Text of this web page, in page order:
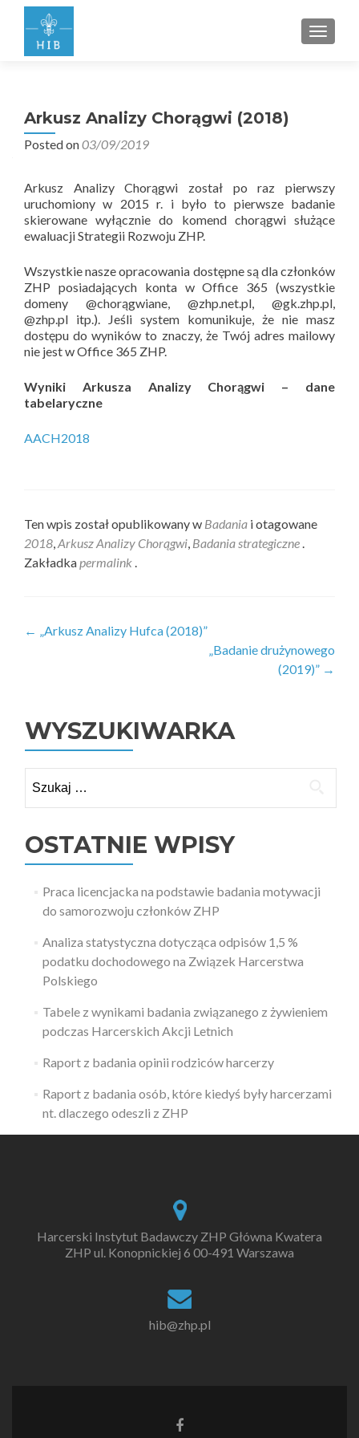
Arkusz Analizy Chorągwi (2018)
Posted on03/09/2019
Arkusz Analizy Chorągwi został po raz pierwszy
uruchomiony w 2015 r. i było to pierwsze badanie
skierowane wyłącznie do komend chorągwi służące
ewaluacji Strategii Rozwoju ZHP.
Wszystkie nasze opracowania dostępne są dla członków
ZHP posiadających konta w Office 365 (wszystkie
domeny @chorągwiane, @zhp.net.pl, @gk.zhp.pl,
@zhp.pl itp.). Jeśli system komunikuje, że nie masz
dostępu do wyników to znaczy, że Twój adres mailowy
nie jest w Office 365 ZHP.
Wyniki Arkusza Analizy Chorągwi – dane
tabelaryczne
AACH2018
Ten wpis został opublikowany w Badania i otagowane
2018,Arkusz Analizy Chorągwi, Badania strategiczne .
Zakładkapermalink .
Zobacz
← „Arkusz Analizy Hufca (2018)”
„Badanie drużynowego
(2019)” →
WYSZUKIWARKA
OSTATNIE WPISY
Praca licencjacka na podstawie badania motywacji
do samorozwoju członków ZHP
Analiza statystyczna dotycząca odpisów 1,5 %
podatku dochodowego na Związek Harcerstwa
Polskiego
Tabele z wynikami badania związanego z żywieniem
podczas Harcerskich Akcji Letnich
Raport z badania opinii rodziców harcerzy
Raport z badania osób, które kiedyś były harcerzami
nt. dlaczego odeszli z ZHP
Harcerski Instytut Badawczy ZHP Główna Kwatera
ZHP ul. Konopnickiej 6 00-491 Warszawa
hib@zhp.pl
Go